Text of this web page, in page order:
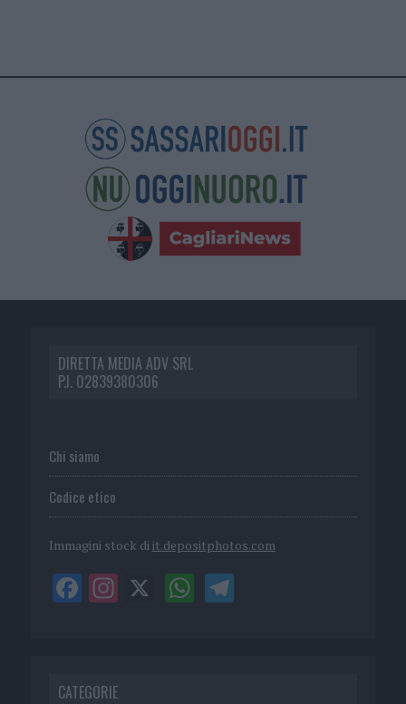
DIRETTA MEDIA ADV SRL
P.I. 02839380306
Chi siamo
Codice etico
Immagini stock di it.depositphotos.com
CATEGORIE